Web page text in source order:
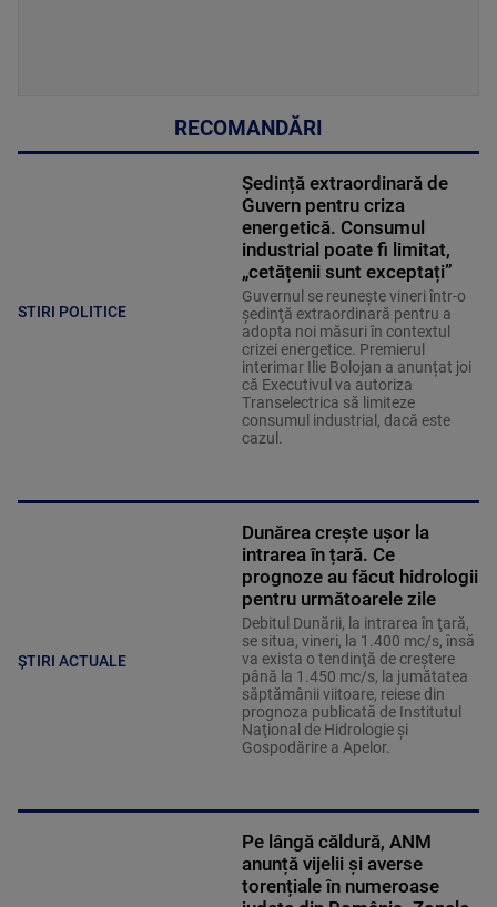
RECOMANDĂRI
STIRI POLITICE
Ședință extraordinară de
Guvern pentru criza
energetică. Consumul
industrial poate fi limitat,
„cetățenii sunt exceptați”
Guvernul se reuneşte vineri într-o
şedinţă extraordinară pentru a
adopta noi măsuri în contextul
crizei energetice. Premierul
interimar Ilie Bolojan a anunțat joi
că Executivul va autoriza
Transelectrica să limiteze
consumul industrial, dacă este
cazul.
ȘTIRI ACTUALE
Dunărea crește ușor la
intrarea în țară. Ce
prognoze au făcut hidrologii
pentru următoarele zile
Debitul Dunării, la intrarea în ţară,
se situa, vineri, la 1.400 mc/s, însă
va exista o tendinţă de creştere
până la 1.450 mc/s, la jumătatea
săptămânii viitoare, reiese din
prognoza publicată de Institutul
Naţional de Hidrologie şi
Gospodărire a Apelor.
Pe lângă căldură, ANM
anunță vijelii și averse
torențiale în numeroase